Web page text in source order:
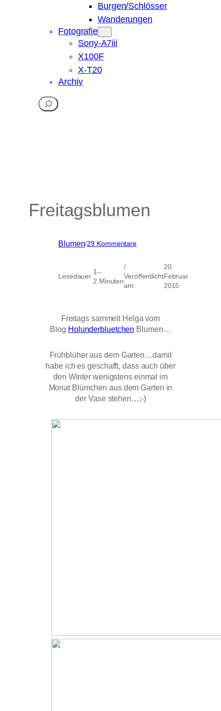
Burgen/Schlösser
Wanderungen
Fotografie
Sony-A7iii
X100F
X-T20
Archiv
Suchen
Freitagsblumen
Blumen/29 Kommentarezu
Lesedauer:
1–
2 Minuten
/
Veröffentlicht
am:
20.
Februar
2015
Freitags sammelt Helga vom
Blog Holunderbluetchen Blumen…
Frühblüher aus dem Garten…damit
habe ich es geschafft, dass auch über
den Winter wenigstens einmal im
Monat Blümchen aus dem Garten in
der Vase stehen…;-)